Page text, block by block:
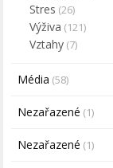
Stres (26)
Výživa (121)
Vztahy (7)
Média (58)
Nezařazené (1)
Nezařazené (1)